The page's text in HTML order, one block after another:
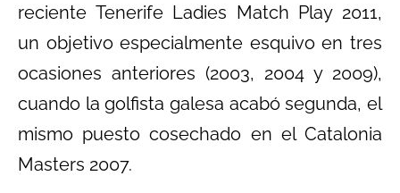
reciente Tenerife Ladies Match Play 2011,
un objetivo especialmente esquivo en tres
ocasiones anteriores (2003, 2004 y 2009),
cuando la golfista galesa acabó segunda, el
mismo puesto cosechado en el Catalonia
Masters 2007.